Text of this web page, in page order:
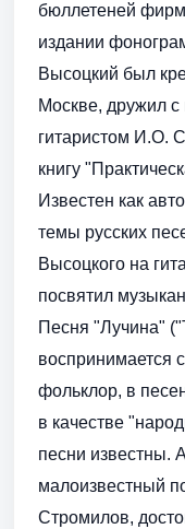
бюллетеней
изда­нии
Высоцкий был
Москве, дружил
гитаристом И.О.
книгу
Известен как
темы русских
Высоцкого на
посвятил
Песня "Лучина"
воспринимается
фольклор, в
в качестве
песни известны.
малоизвестный
Стромилов,